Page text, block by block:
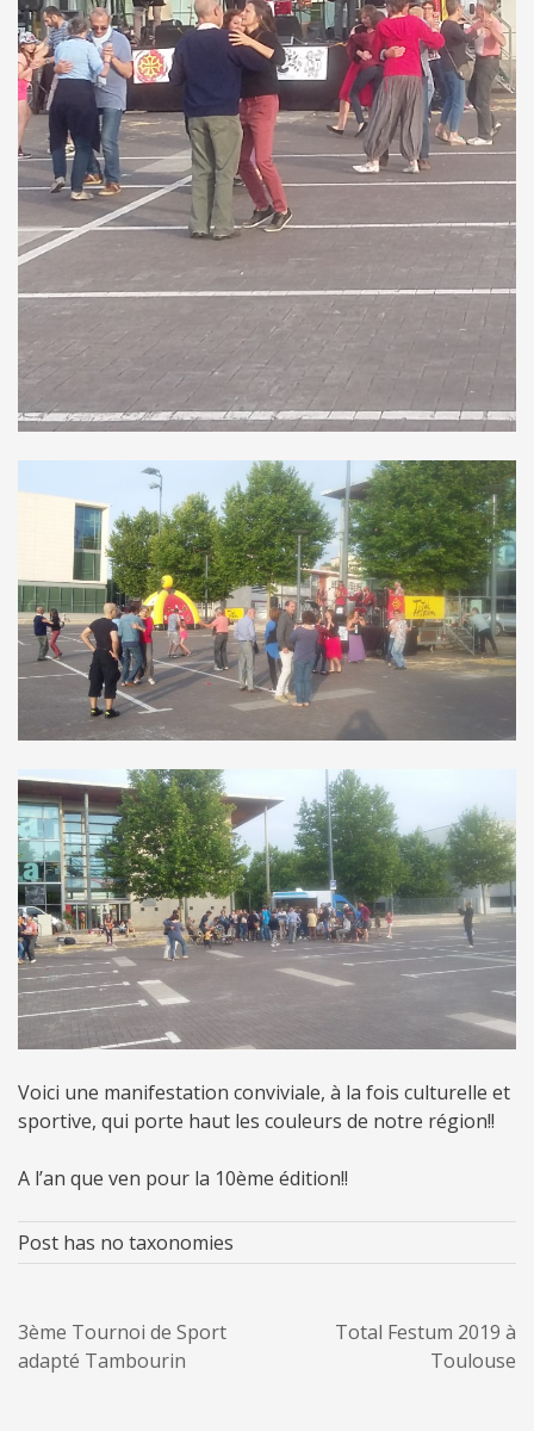
Voici une manifestation conviviale, à la fois culturelle et
sportive, qui porte haut les couleurs de notre région!!
A l’an que ven pour la 10ème édition!!
Post has no taxonomies
3ème Tournoi de Sport
adapté Tambourin
Total Festum 2019 à
Toulouse